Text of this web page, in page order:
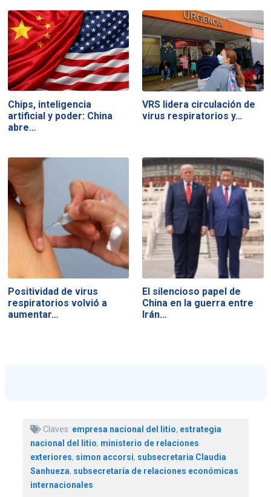
Chips, inteligencia
artificial y poder: China
abre…
VRS lidera circulación de
virus respiratorios y…
Positividad de virus
respiratorios volvió a
aumentar…
El silencioso papel de
China en la guerra entre
Irán…
Claves: empresa nacional del litio, estrategia
nacional del litio, ministerio de relaciones
exteriores, simon accorsi, subsecretaria Claudia
Sanhueza, subsecretaría de relaciones económicas
internacionales